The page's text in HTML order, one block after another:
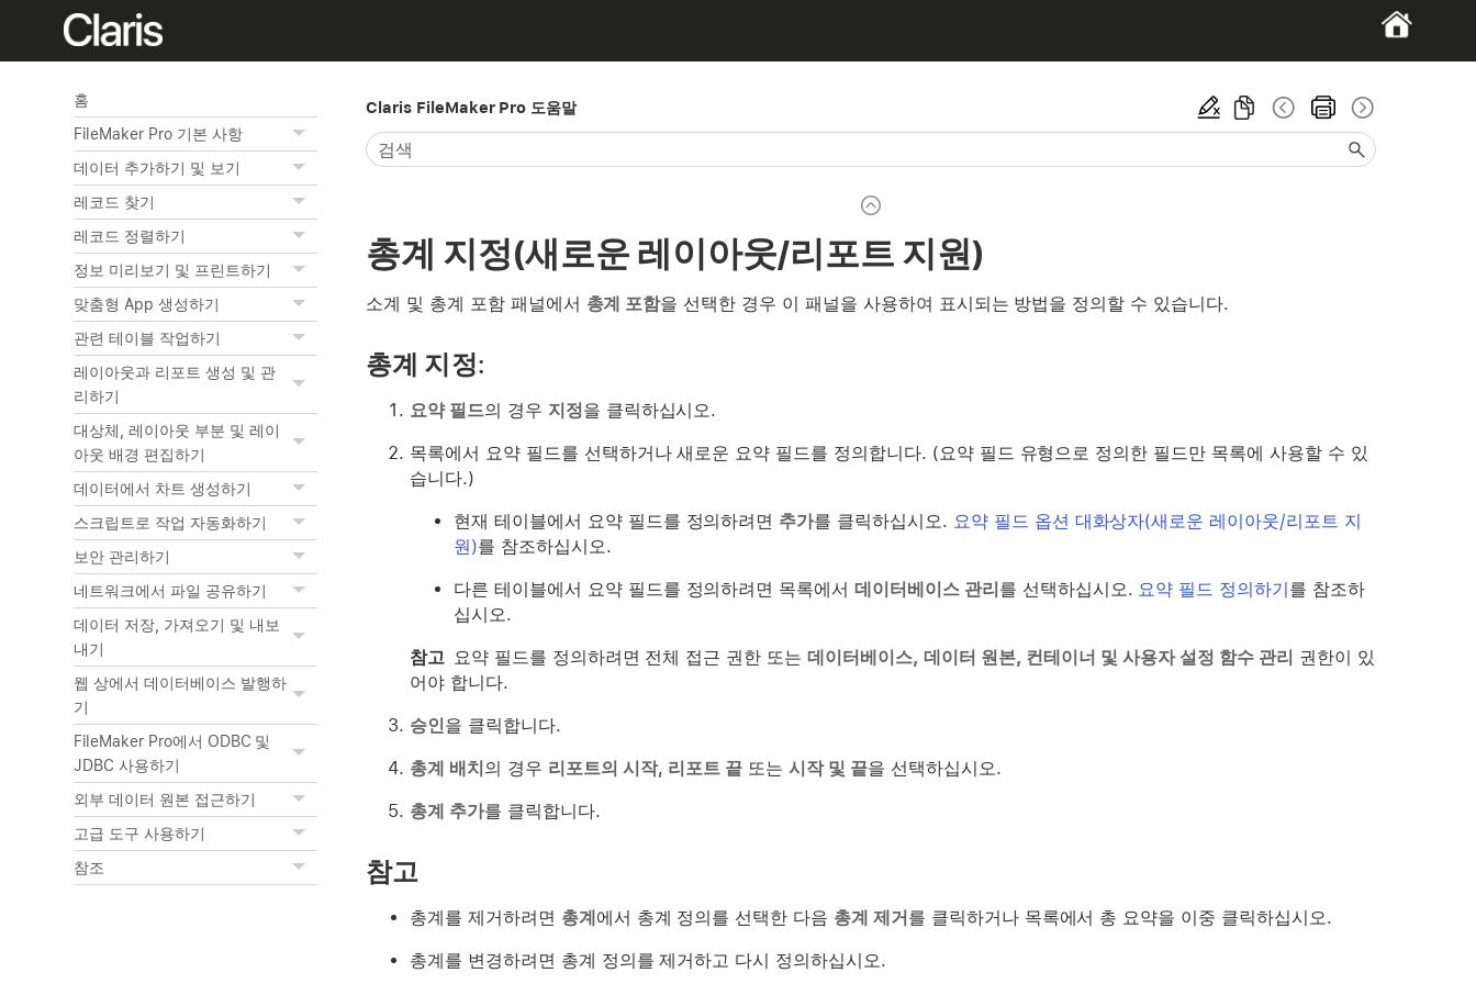
홈
FileMaker Pro 기본 사항
데이터 추가하기 및 보기
레코드 찾기
레코드 정렬하기
정보 미리보기 및 프린트하기
맞춤형 App 생성하기
관련 테이블 작업하기
레이아웃과 리포트 생성 및 관
리하기
대상체, 레이아웃 부분 및 레이
아웃 배경 편집하기
데이터에서 차트 생성하기
스크립트로 작업 자동화하기
보안 관리하기
네트워크에서 파일 공유하기
데이터 저장, 가져오기 및 내보
내기
웹 상에서 데이터베이스 발행하
기
FileMaker Pro에서 ODBC 및
JDBC 사용하기
외부 데이터 원본 접근하기
고급 도구 사용하기
참조
Claris FileMaker Pro 도움말
총계 지정(새로운 레이아웃/리포트 지원)
소계 및 총계 포함 패널에서 총계 포함을 선택한 경우 이 패널을 사용하여 표시되는 방법을 정의할 수 있습니다.
총계 지정:
요약 필드의 경우 지정을 클릭하십시오.
목록에서 요약 필드를 선택하거나 새로운 요약 필드를 정의합니다. (요약 필드 유형으로 정의한 필드만 목록에 사용할 수 있
습니다.)
현재 테이블에서 요약 필드를 정의하려면 추가를 클릭하십시오. 요약 필드 옵션 대화상자(새로운 레이아웃/리포트 지
원)를 참조하십시오.
다른 테이블에서 요약 필드를 정의하려면 목록에서데이터베이스 관리를 선택하십시오. 요약 필드 정의하기를 참조하
십시오.
참고 요약 필드를 정의하려면 전체 접근 권한 또는데이터베이스, 데이터 원본, 컨테이너 및 사용자 설정 함수 관리 권한이 있
어야 합니다.
승인을 클릭합니다.
총계 배치의 경우 리포트의 시작, 리포트 끝 또는시작 및 끝을 선택하십시오.
총계 추가를 클릭합니다.
참고
총계를 제거하려면 총계에서 총계 정의를 선택한 다음 총계 제거를 클릭하거나 목록에서 총 요약을 이중 클릭하십시오.
총계를 변경하려면 총계 정의를 제거하고 다시 정의하십시오.